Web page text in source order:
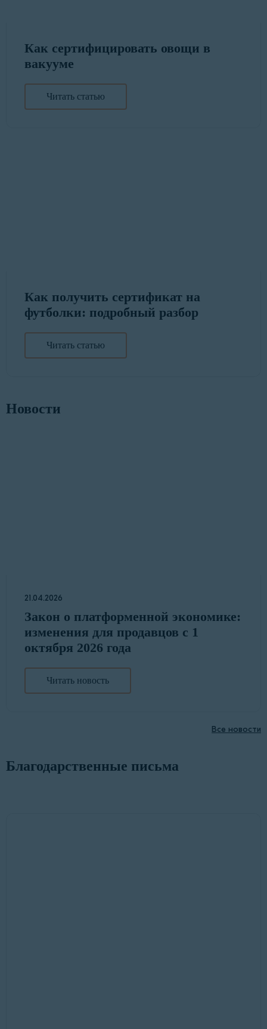
Как сертифицировать овощи в
вакууме
Читать статью
Как получить сертификат на
футболки: подробный разбор
Читать статью
Новости
21.04.2026
Закон о платформенной экономике:
изменения для продавцов с 1
октября 2026 года
Читать новость
Все новости
Благодарственные письма